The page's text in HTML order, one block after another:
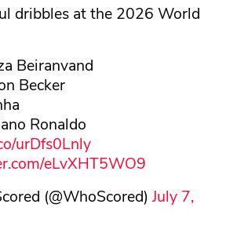
dribbles at the 2026 World
Beiranvand
Becker
Ronaldo
urDfs0Lnly
eLvXHT5WO9
(@WhoScored) July 7,